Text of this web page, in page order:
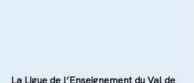
La Ligue de l’Enseignement du Val de